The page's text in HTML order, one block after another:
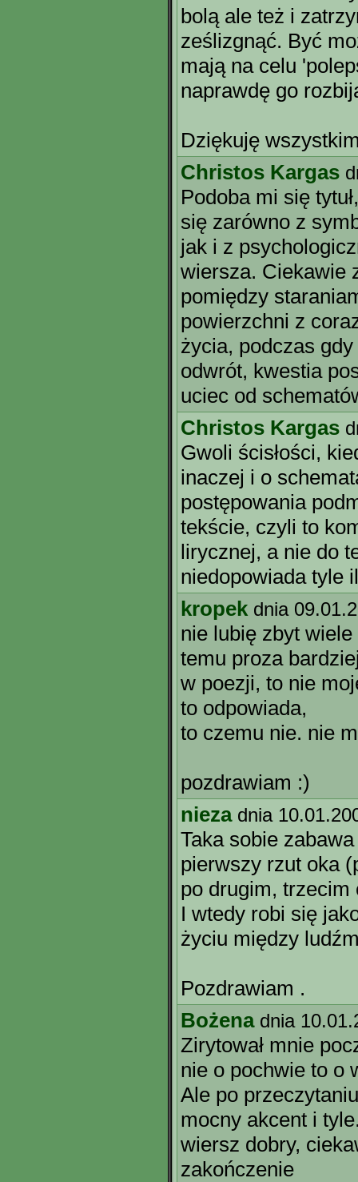
bolą ale też i
ześlizgnąć. Być
mają na celu
naprawdę go
Dziękuję
Christos Kargas
Podoba mi się
się zarówno z
jak i z
wiersza. Ciekawie
pomiędzy
powierzchni z
życia, podczas
odwrót, kwestia
uciec od
Christos Kargas
Gwoli ścisłości,
inaczej i o
postępowania
tekście, czyli to
lirycznej, a nie do
niedopowiada tyle
kropek dnia
nie lubię zbyt
temu proza
w poezji, to nie
to odpowiada,
to czemu nie. nie
pozdrawiam :)
nieza dnia
Taka sobie
pierwszy rzut oka
po drugim,
I wtedy robi się
życiu między
Pozdrawiam .
Bożena dnia
Zirytował mnie
nie o pochwie to o
Ale po
mocny akcent i
wiersz dobry,
zakończenie